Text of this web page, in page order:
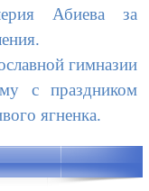
Абиева за
гимназии
с праздником
ягненка.